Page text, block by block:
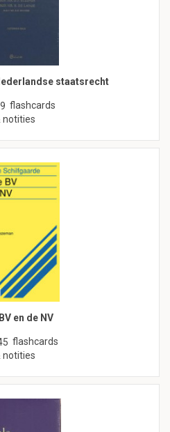
staatsrecht
flashcards
notities
en de NV
flashcards
notities